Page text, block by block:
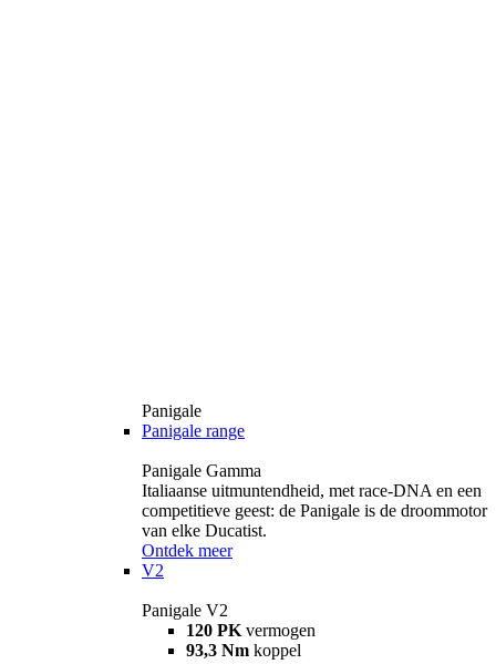
Panigale
Panigale range
Panigale Gamma
Italiaanse uitmuntendheid, met race-DNA en een
competitieve geest: de Panigale is de droommotor
van elke Ducatist.
Ontdek meer
V2
Panigale V2
120 PK vermogen
93,3 Nm koppel